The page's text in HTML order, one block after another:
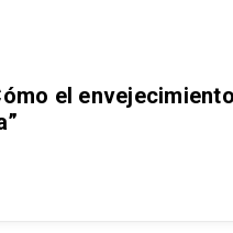
el envejecimiento